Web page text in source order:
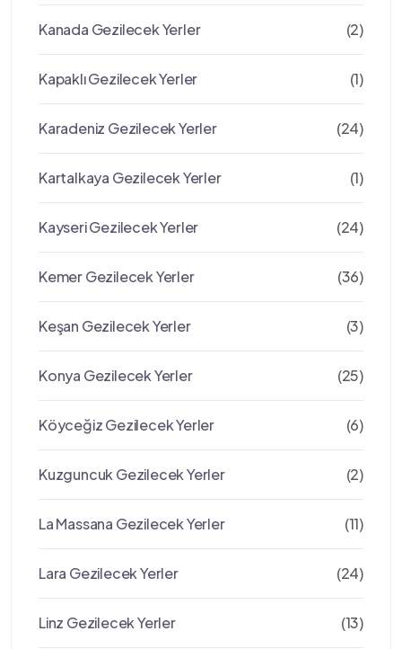
Kanada Gezilecek Yerler (2)
Kapaklı Gezilecek Yerler (1)
Karadeniz Gezilecek Yerler (24)
Kartalkaya Gezilecek Yerler (1)
Kayseri Gezilecek Yerler (24)
Kemer Gezilecek Yerler (36)
Keşan Gezilecek Yerler (3)
Konya Gezilecek Yerler (25)
Köyceğiz Gezilecek Yerler (6)
Kuzguncuk Gezilecek Yerler (2)
La Massana Gezilecek Yerler (11)
Lara Gezilecek Yerler (24)
Linz Gezilecek Yerler (13)